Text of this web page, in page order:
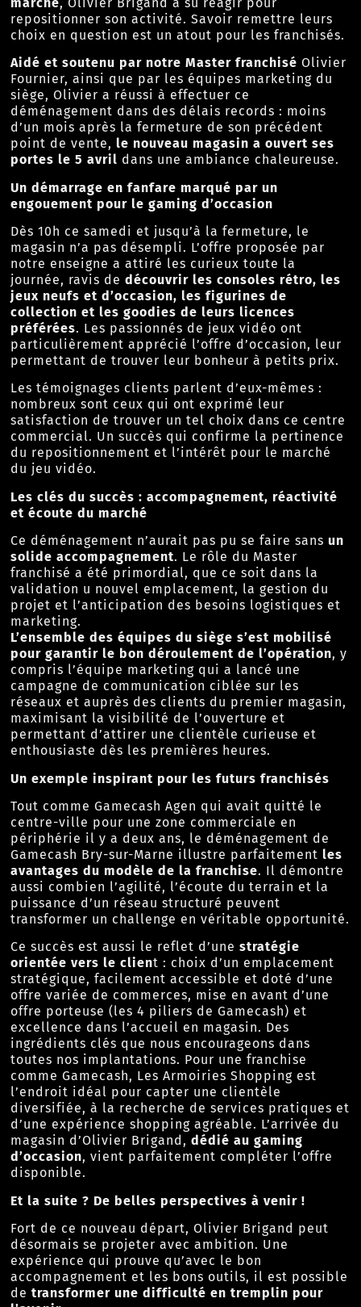
repositionner son activité. Savoir remettre leurs
choix en question est un atout pour les franchisés.
Aidé et soutenu par notre Master franchiséOlivier
Fournier, ainsi que par les équipes marketing du
siège, Olivier a réussi à effectuer ce
déménagement dans des délais records : moins
d’un mois après la fermeture de son précédent
point de vente, le nouveau magasin a ouvert ses
portes le 5 avril dans une ambiance chaleureuse.
Un démarrage en fanfare marqué par un
engouement pour le gaming d’occasion
Dès 10h ce samedi et jusqu’à la fermeture, le
magasin n’a pas désempli. L’offre proposée par
notre enseigne a attiré les curieux toute la
journée, ravis de découvrir les consoles rétro, les
jeux neufs et d’occasion, les figurines de
collection et les goodies de leurs licences
préférées. Les passionnés de jeux vidéo ont
particulièrement apprécié l’offre d’occasion, leur
permettant de trouver leur bonheur à petits prix.
Les témoignages clients parlent d’eux-mêmes :
nombreux sont ceux qui ont exprimé leur
satisfaction de trouver un tel choix dans ce centre
commercial. Un succès qui confirme la pertinence
du repositionnement et l’intérêt pour le marché
du jeu vidéo.
Les clés du succès : accompagnement, réactivité
et écoute du marché
Ce déménagement n’aurait pas pu se faire sans un
solide accompagnement. Le rôle du Master
franchisé a été primordial, que ce soit dans la
validation u nouvel emplacement, la gestion du
projet et l’anticipation des besoins logistiques et
marketing.
L’ensemble des équipes du siège s’est mobilisé
pour garantir le bon déroulement de l’opération, y
compris l’équipe marketing qui a lancé une
campagne de communication ciblée sur les
réseaux et auprès des clients du premier magasin,
maximisant la visibilité de l’ouverture et
permettant d’attirer une clientèle curieuse et
enthousiaste dès les premières heures.
Un exemple inspirant pour les futurs franchisés
Tout comme Gamecash Agen qui avait quitté le
centre-ville pour une zone commerciale en
périphérie il y a deux ans, le déménagement de
Gamecash Bry-sur-Marne illustre parfaitement les
avantages du modèle de la franchise. Il démontre
aussi combien l’agilité, l’écoute du terrain et la
puissance d’un réseau structuré peuvent
transformer un challenge en véritable opportunité.
Ce succès est aussi le reflet d’unestratégie
orientée vers le client : choix d’un emplacement
stratégique, facilement accessible et doté d’une
offre variée de commerces, mise en avant d’une
offre porteuse (les 4 piliers de Gamecash) et
excellence dans l’accueil en magasin. Des
ingrédients clés que nous encourageons dans
toutes nos implantations. Pour une franchise
comme Gamecash, Les Armoiries Shopping est
l’endroit idéal pour capter une clientèle
diversifiée, à la recherche de services pratiques et
d’une expérience shopping agréable. L’arrivée du
magasin d’Olivier Brigand,dédié au gaming
d’occasion, vient parfaitement compléter l’offre
disponible.
Et la suite ? De belles perspectives à venir !
Fort de ce nouveau départ, Olivier Brigand peut
désormais se projeter avec ambition. Une
expérience qui prouve qu’avec le bon
accompagnement et les bons outils, il est possible
detransformer une difficulté en tremplin pour